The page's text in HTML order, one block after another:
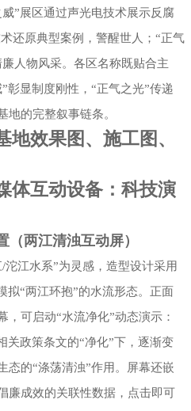
”展区通过声光电技术展示反腐
还原典型案例，警醒世人；“正气
人物风采。各区名称既贴合主
彰显制度刚性，“正气之光”传递
地的完整叙事链条。
地效果图、施工图、
体互动设备：科技演
（两江清浊互动屏）
沱江水系”为灵感，造型设计采用
拟“两江环抱”的水流形态。正面
可启动“水流净化”动态演示：
关政策条文的“净化”下，逐渐变
态的“涤荡清浊”作用。屏幕还嵌
廉成效的关联性数据，点击即可